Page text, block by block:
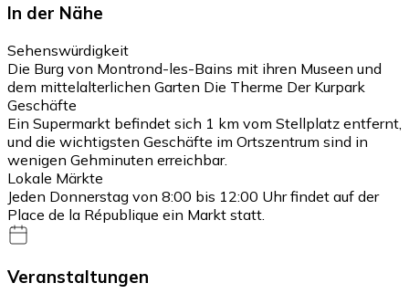
In der Nähe
Sehenswürdigkeit
Die Burg von Montrond-les-Bains mit ihren Museen und
dem mittelalterlichen Garten Die Therme Der Kurpark
Geschäfte
Ein Supermarkt befindet sich 1 km vom Stellplatz entfernt,
und die wichtigsten Geschäfte im Ortszentrum sind in
wenigen Gehminuten erreichbar.
Lokale Märkte
Jeden Donnerstag von 8:00 bis 12:00 Uhr findet auf der
Place de la République ein Markt statt.
Veranstaltungen